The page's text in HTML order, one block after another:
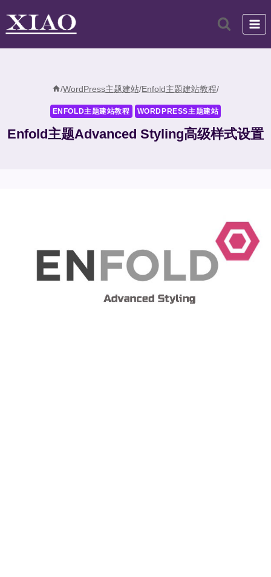
/WordPress主题建站/Enfold主题建站教程/
ENFOLD主题建站教程 WORDPRESS主题建站
Enfold主题Advanced Styling高级样式设置